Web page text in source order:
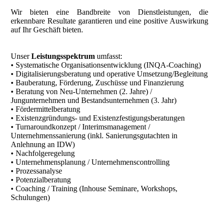
Wir bieten eine Bandbreite von Dienstleistungen, die
erkennbare Resultate garantieren und eine positive Auswirkung
auf Ihr Geschäft bieten.
UnserLeistungsspektrum umfasst:
• Systematische Organisationsentwicklung (INQA-Coaching)
• Digitalisierungsberatung und operative Umsetzung/Begleitung
• Bauberatung, Förderung, Zuschüsse und Finanzierung
• Beratung von Neu-Unternehmen (2. Jahre) /
Jungunternehmen und Bestandsunternehmen (3. Jahr)
• Fördermittelberatung
• Existenzgründungs- und Existenzfestigungsberatungen
• Turnaroundkonzept / Interimsmanagement /
Unternehmenssanierung (inkl. Sanierungsgutachten in
Anlehnung an IDW)
• Nachfolgeregelung
• Unternehmensplanung / Unternehmenscontrolling
• Prozessanalyse
• Potenzialberatung
• Coaching / Training (Inhouse Seminare, Workshops,
Schulungen)